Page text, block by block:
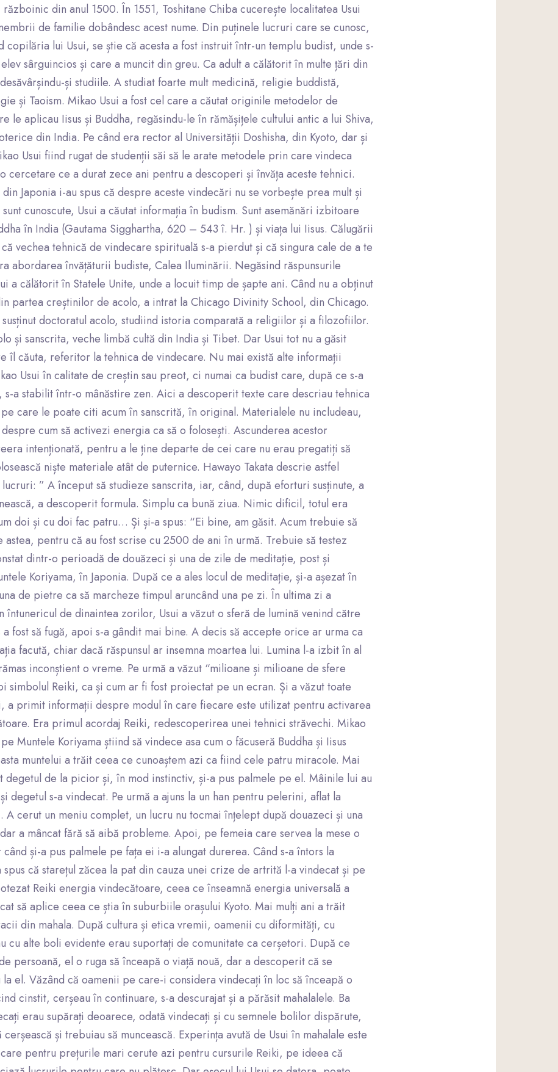
războinic din anul 1500. În 1551, Toshitane Chiba cucerește localitatea Usui
de familie dobândesc acest nume. Din puținele lucruri care se cunosc,
lui Usui, se știe că acesta a fost instruit într-un templu budist, unde s-
sârguincios și care a muncit din greu. Ca adult a călătorit în multe țări din
și studiile. A studiat foarte mult medicină, religie buddistă,
și Taoism. Mikao Usui a fost cel care a căutat originile metodelor de
le aplicau Iisus și Buddha, regăsindu-le în rămășițele cultului antic a lui Shiva,
din India. Pe când era rector al Universității Doshisha, din Kyoto, dar și
Usui fiind rugat de studenții săi să le arate metodele prin care vindeca
cercetare ce a durat zece ani pentru a descoperi și învăța aceste tehnici.
Japonia i-au spus că despre aceste vindecări nu se vorbește prea mult și
cunoscute, Usui a căutat informația în budism. Sunt asemănări izbitoare
în India (Gautama Sigghartha, 620 – 543 î. Hr. ) și viața lui Iisus. Călugării
vechea tehnică de vindecare spirituală s-a pierdut și că singura cale de a te
abordarea învățăturii budiste, Calea Iluminării. Negăsind răspunsurile
a călătorit în Statele Unite, unde a locuit timp de șapte ani. Când nu a obținut
partea creștinilor de acolo, a intrat la Chicago Divinity School, din Chicago.
susținut doctoratul acolo, studiind istoria comparată a religiilor și a filozofiilor.
și sanscrita, veche limbă cultă din India și Tibet. Dar Usui tot nu a găsit
îl căuta, referitor la tehnica de vindecare. Nu mai există alte informații
Usui în calitate de creștin sau preot, ci numai ca budist care, după ce s-a
s-a stabilit într-o mânăstire zen. Aici a descoperit texte care descriau tehnica
care le poate citi acum în sanscrită, în original. Materialele nu includeau,
cum să activezi energia ca să o folosești. Ascunderea acestor
intenționată, pentru a le ține departe de cei care nu erau pregatiți să
niște materiale atât de puternice. Hawayo Takata descrie astfel
” A început să studieze sanscrita, iar, când, după eforturi susținute, a
a descoperit formula. Simplu ca bună ziua. Nimic dificil, totul era
doi și cu doi fac patru… Și și-a spus: “Ei bine, am găsit. Acum trebuie să
pentru că au fost scrise cu 2500 de ani în urmă. Trebuie să testez
dintr-o perioadă de douăzeci și una de zile de meditație, post și
Koriyama, în Japonia. După ce a ales locul de meditație, și-a așezat în
de pietre ca să marcheze timpul aruncând una pe zi. În ultima zi a
întunericul de dinaintea zorilor, Usui a văzut o sferă de lumină venind către
fost să fugă, apoi s-a gândit mai bine. A decis să accepte orice ar urma ca
facută, chiar dacă răspunsul ar insemna moartea lui. Lumina l-a izbit în al
inconștient o vreme. Pe urmă a văzut “milioane și milioane de sfere
simbolul Reiki, ca și cum ar fi fost proiectat pe un ecran. Și a văzut toate
a primit informații despre modul în care fiecare este utilizat pentru activarea
Era primul acordaj Reiki, redescoperirea unei tehnici străvechi. Mikao
Muntele Koriyama știind să vindece asa cum o făcuseră Buddha și Iisus
muntelui a trăit ceea ce cunoaștem azi ca fiind cele patru miracole. Mai
degetul de la picior și, în mod instinctiv, și-a pus palmele pe el. Mâinile lui au
degetul s-a vindecat. Pe urmă a ajuns la un han pentru pelerini, aflat la
A cerut un meniu complet, un lucru nu tocmai înțelept după douazeci și una
a mâncat fără să aibă probleme. Apoi, pe femeia care servea la mese o
și-a pus palmele pe fața ei i-a alungat durerea. Când s-a întors la
spus că starețul zăcea la pat din cauza unei crize de artrită l-a vindecat și pe
Reiki energia vindecătoare, ceea ce înseamnă energia universală a
să aplice ceea ce știa în suburbiile orașului Kyoto. Mai mulți ani a trăit
din mahala. După cultura și etica vremii, oamenii cu diformități, cu
cu alte boli evidente erau suportați de comunitate ca cerșetori. După ce
persoană, el o ruga să înceapă o viață nouă, dar a descoperit că se
el. Văzând că oamenii pe care-i considera vindecați în loc să înceapă o
cinstit, cerșeau în continuare, s-a descurajat și a părăsit mahalalele. Ba
erau supărați deoarece, odată vindecați și cu semnele bolilor dispărute,
cerșească și trebuiau să muncească. Experința avută de Usui în mahalale este
pentru prețurile mari cerute azi pentru cursurile Reiki, pe ideea că